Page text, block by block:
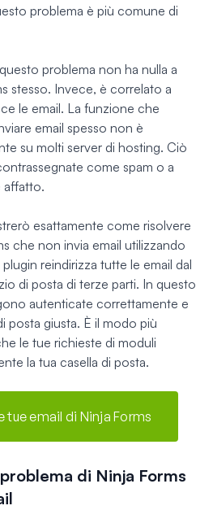
problema è più comune di
problema non ha nulla a
stesso. Invece, è correlato a
le email. La funzione che
email spesso non è
su molti server di hosting. Ciò
come spam o a
affatto.
esattamente come risolvere
che non invia email utilizzando
reindirizza tutte le email dal
di posta di terze parti. In questo
autenticate correttamente e
posta giusta. È il modo più
le tue richieste di moduli
la tua casella di posta.
tue email di Ninja Forms
di Ninja Forms